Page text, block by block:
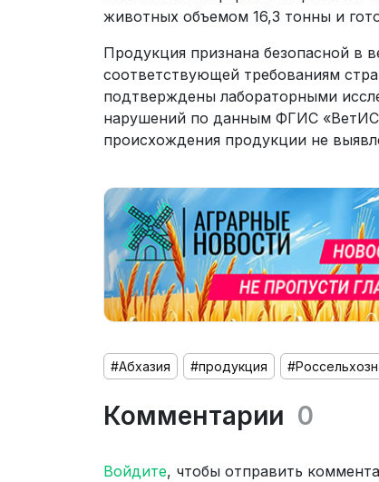
животных объемом 16,3 тонны и
Продукция признана безопасной в
соответствующей требованиям
подтверждены лабораторными
нарушений по данным ФГИС
происхождения продукции не
#Абхазия #продукция
Комментарии 0
Войдите, чтобы отправить